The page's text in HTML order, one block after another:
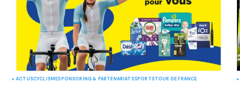
ACTUSCYCLISMESPONSORING & PARTENARIATSSPORTSTOUR DE FRANCE